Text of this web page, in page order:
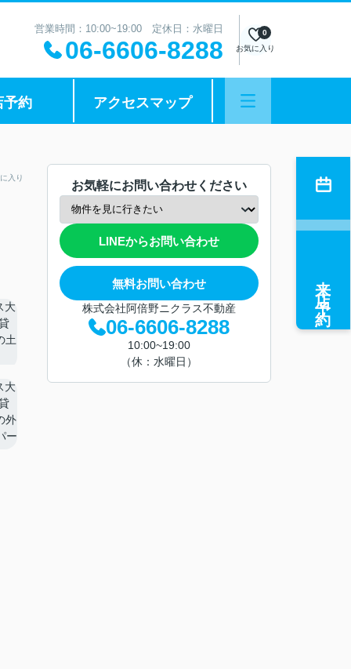
営業時間：10:00~19:00 定休日：水曜日
06-6606-8288 お気に入り
0
予約 アクセスマップ
入り
お気軽にお問い合わせください
LINEからお問い合わせ
無料お問い合わせ
株式会社阿倍野ニクラス不動産
06-6606-8288
10:00~19:00
（休：水曜日）
来店予約